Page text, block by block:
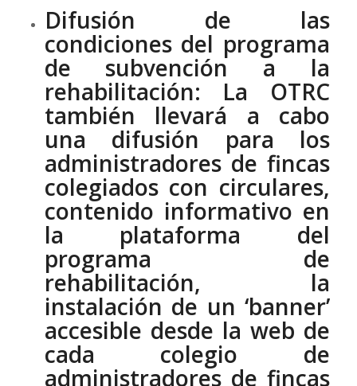
Difusión de las
condiciones del programa
de subvención a la
rehabilitación: La OTRC
también llevará a cabo
una difusión para los
administradores de fincas
colegiados con circulares,
contenido informativo en
la plataforma del
programa de
rehabilitación, la
instalación de un ‘banner’
accesible desde la web de
cada colegio de
administradores de fincas